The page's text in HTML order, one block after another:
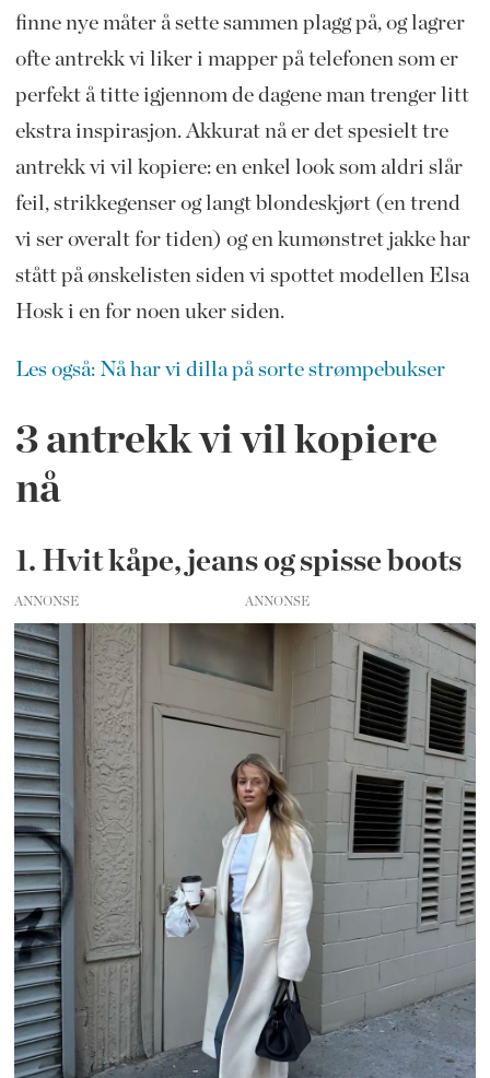
finne nye måter å sette sammen plagg på, og lagrer
ofte antrekk vi liker i mapper på telefonen som er
perfekt å titte igjennom de dagene man trenger litt
ekstra inspirasjon. Akkurat nå er det spesielt tre
antrekk vi vil kopiere: en enkel look som aldri slår
feil, strikkegenser og langt blondeskjørt (en trend
vi ser overalt for tiden) og en kumønstret jakke har
stått på ønskelisten siden vi spottet modellen Elsa
Hosk i en for noen uker siden.
Les også: Nå har vi dilla på sorte strømpebukser
3 antrekk vi vil kopiere
nå
1. Hvit kåpe, jeans og spisse boots
ANNONSE